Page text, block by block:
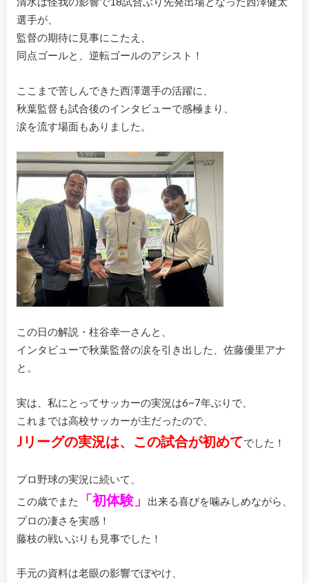
選手が、
監督の期待に見事にこたえ、
同点ゴールと、逆転ゴールのアシスト！
ここまで苦しんできた西澤選手の活躍に、
秋葉監督も試合後のインタビューで感極まり、
涙を流す場面もありました。
この日の解説・柱谷幸一さんと、
インタビューで秋葉監督の涙を引き出した、佐藤優里アナ
と。
実は、私にとってサッカーの実況は6~7年ぶりで、
これまでは高校サッカーが主だったので、
Jリーグの実況は、この試合が初めてでした！
プロ野球の実況に続いて、
この歳でまた
「初体験」
出来る喜びを噛みしめながら、
プロの凄さを実感！
藤枝の戦いぶりも見事でした！
手元の資料は老眼の影響でぼやけ、